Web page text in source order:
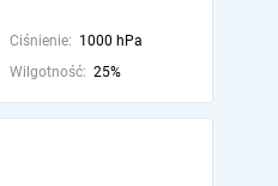
Ciśnienie: 1000 hPa
Wilgotność: 25%